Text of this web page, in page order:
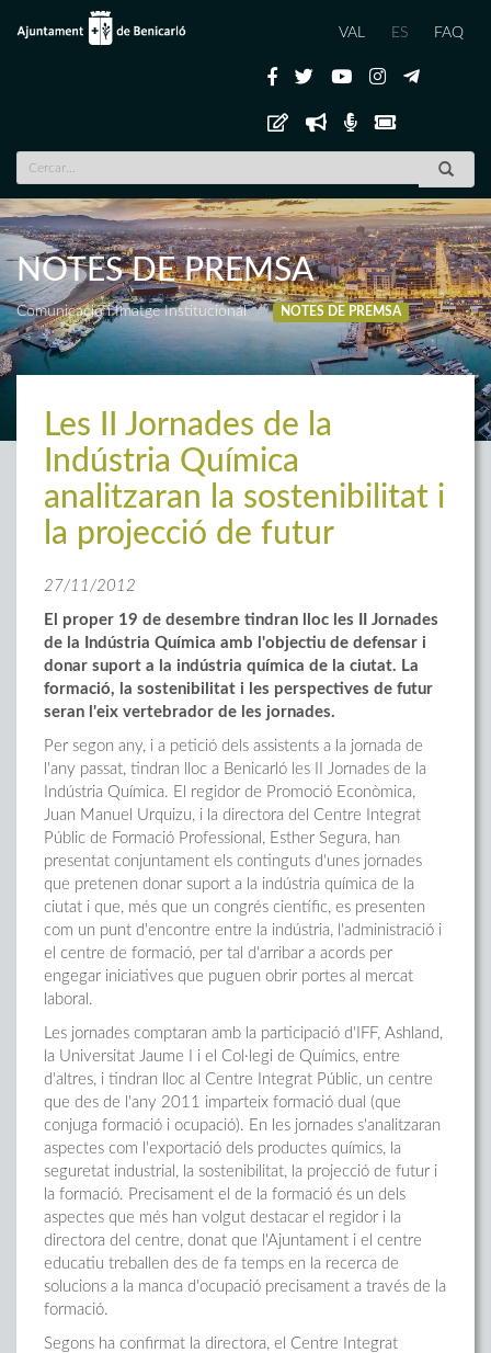
VAL ES FAQ
NOTES DE PREMSA
Comunicació i Imatge Institucional NOTES DE PREMSA
Les II Jornades de la
Indústria Química
analitzaran la sostenibilitat i
la projecció de futur
27/11/2012
El proper 19 de desembre tindran lloc les II Jornades
de la Indústria Química amb l'objectiu de defensar i
donar suport a la indústria química de la ciutat. La
formació, la sostenibilitat i les perspectives de futur
seran l'eix vertebrador de les jornades.
Per segon any, i a petició dels assistents a la jornada de
l'any passat, tindran lloc a Benicarló les II Jornades de la
Indústria Química. El regidor de Promoció Econòmica,
Juan Manuel Urquizu, i la directora del Centre Integrat
Públic de Formació Professional, Esther Segura, han
presentat conjuntament els continguts d'unes jornades
que pretenen donar suport a la indústria química de la
ciutat i que, més que un congrés científic, es presenten
com un punt d'encontre entre la indústria, l'administració i
el centre de formació, per tal d'arribar a acords per
engegar iniciatives que puguen obrir portes al mercat
laboral.
Les jornades comptaran amb la participació d'IFF, Ashland,
la Universitat Jaume I i el Col·legi de Químics, entre
d'altres, i tindran lloc al Centre Integrat Públic, un centre
que des de l'any 2011 imparteix formació dual (que
conjuga formació i ocupació). En les jornades s'analitzaran
aspectes com l'exportació dels productes químics, la
seguretat industrial, la sostenibilitat, la projecció de futur i
la formació. Precisament el de la formació és un dels
aspectes que més han volgut destacar el regidor i la
directora del centre, donat que l'Ajuntament i el centre
educatiu treballen des de fa temps en la recerca de
solucions a la manca d'ocupació precisament a través de la
formació.
Segons ha confirmat la directora, el Centre Integrat